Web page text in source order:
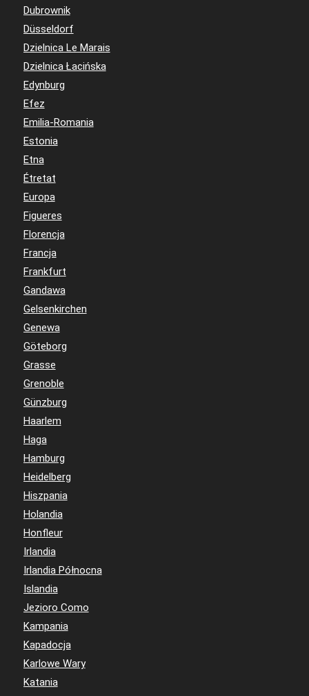
Dubrownik
Düsseldorf
Dzielnica Le Marais
Dzielnica Łacińska
Edynburg
Efez
Emilia-Romania
Estonia
Etna
Étretat
Europa
Figueres
Florencja
Francja
Frankfurt
Gandawa
Gelsenkirchen
Genewa
Göteborg
Grasse
Grenoble
Günzburg
Haarlem
Haga
Hamburg
Heidelberg
Hiszpania
Holandia
Honfleur
Irlandia
Irlandia Północna
Islandia
Jezioro Como
Kampania
Kapadocja
Karlowe Wary
Katania